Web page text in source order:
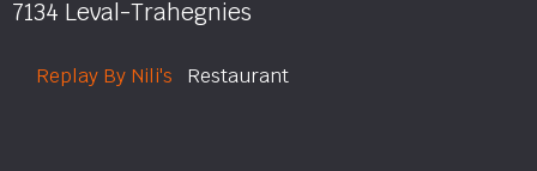
7134 Leval-Trahegnies
Replay By Nili's Restaurant